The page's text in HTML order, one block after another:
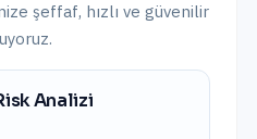
şeffaf, hızlı ve güvenilir
Analizi